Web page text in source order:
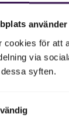
cookies för att
via
syften.
har stigit
kroppen
du utvecklar
alltså inte